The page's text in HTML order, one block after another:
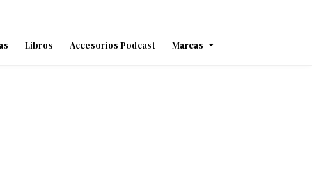
Libros Accesorios Podcast Marcas